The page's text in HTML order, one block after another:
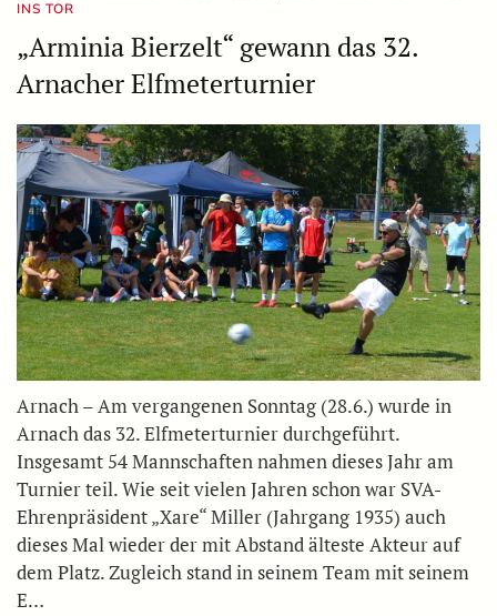
INS TOR
„Arminia Bierzelt“ gewann das 32.
Arnacher Elfmeterturnier
Arnach – Am vergangenen Sonntag (28.6.) wurde in
Arnach das 32. Elfmeterturnier durchgeführt.
Insgesamt 54 Mannschaften nahmen dieses Jahr am
Turnier teil. Wie seit vielen Jahren schon war SVA-
Ehrenpräsident „Xare“ Miller (Jahrgang 1935) auch
dieses Mal wieder der mit Abstand älteste Akteur auf
dem Platz. Zugleich stand in seinem Team mit seinem
E…